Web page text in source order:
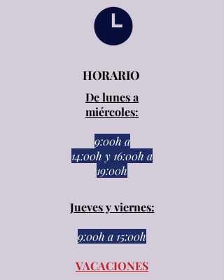
HORARIO
De lunes a
miércoles:
9:00h a
14:00h y 16:00h a
19:00h
Jueves y viernes:
9:00h a 15:00h​​
VACACIONES